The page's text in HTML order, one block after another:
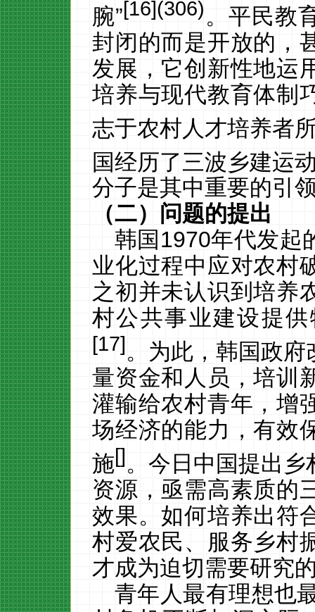
腕”[16](306)。平民教
封闭的而是开放的，
发展，它创新性地运
培养与现代教育体制
志于农村人才培养者
国经历了三波乡建运
分子是其中重要的引
（二）问题的提出
韩国1970年代发起
业化过程中应对农村
之初并未认识到培养
村公共事业建设提
[17]。为此，韩国政府
量资金和人员，培训
灌输给农村青年，增
场经济的能力，有效
施[]。今日中国提出乡
资源，亟需高素质的
效果。如何培养出符
村爱农民、服务乡村
才成为迫切需要研究
青年人最有理想也